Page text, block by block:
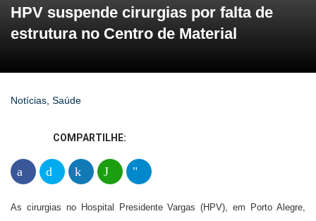
HPV suspende cirurgias por falta de
estrutura no Centro de Material
Notícias, Saúde
COMPARTILHE:
As cirurgias no Hospital Presidente Vargas (HPV), em Porto Alegre,